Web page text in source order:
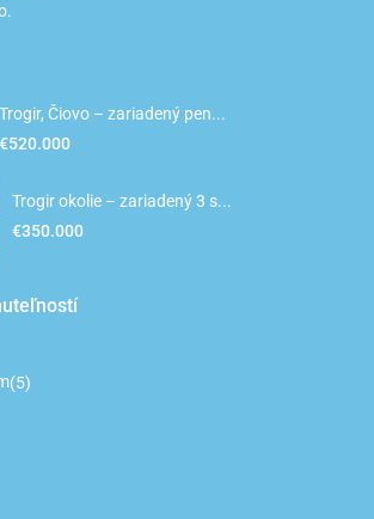
Trogir, Čiovo – zariadený pen...
€520.000
Trogir okolie – zariadený 3 s...
€350.000
(5)